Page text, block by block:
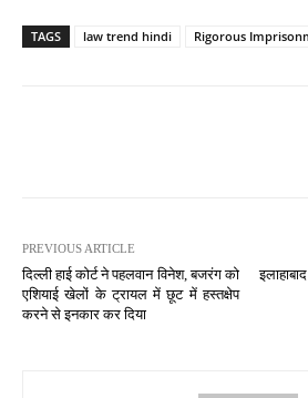
TAGS law trend hindi Rigorous
PREVIOUS ARTICLE
दिल्ली हाई कोर्ट ने पहलवान विनेश, बजरंग को
एशियाई खेलों के ट्रायल में छूट में हस्तक्षेप
करने से इनकार कर दिया